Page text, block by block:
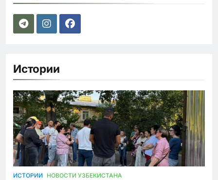
Истории
ИСТОРИИ НОВОСТИ УЗБЕКИСТАНА